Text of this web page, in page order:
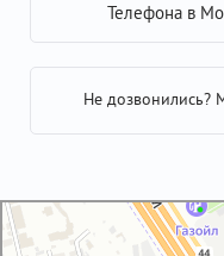
Телефона в
Не
GM-City&VAG-Repair
Автосервис, автотехцентр в Москве
Магазин автозапчастей и